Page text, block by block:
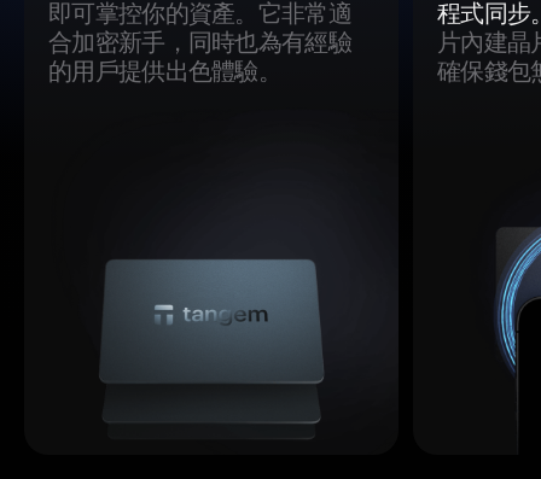
即可掌控你的資產。它非常適
合加密新手，同時也為有經驗
的用戶提供出色體驗。
程式同步
片內建晶
確保錢包